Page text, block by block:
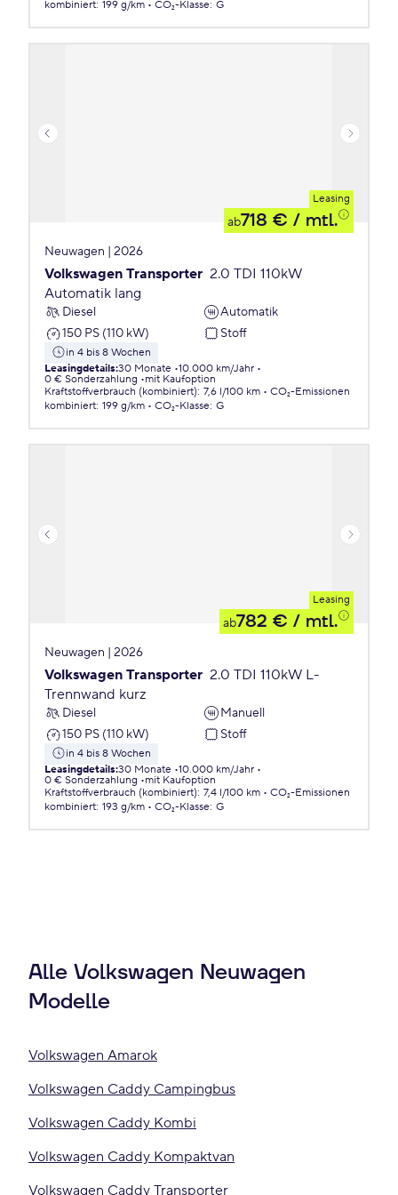
kombiniert: 199 g/km CO₂-Klasse: G
Leasing
ab718 € / mtl.
Neuwagen | 2026
Volkswagen Transporter 2.0 TDI 110kW
Automatik lang
Diesel
Automatik
150 PS (110 kW)
Stoff
in 4 bis 8 Wochen
Leasingdetails:30 Monate 10.000 km/Jahr
0 € Sonderzahlung
mit Kaufoption
Kraftstoffverbrauch (kombiniert): 7,6 l/100 km
CO₂-Emissionen
kombiniert: 199 g/km CO₂-Klasse: G
Leasing
ab782 € / mtl.
Neuwagen | 2026
Volkswagen Transporter 2.0 TDI 110kW L-
Trennwand kurz
Diesel
Manuell
150 PS (110 kW)
Stoff
in 4 bis 8 Wochen
Leasingdetails:30 Monate 10.000 km/Jahr
0 € Sonderzahlung
mit Kaufoption
Kraftstoffverbrauch (kombiniert): 7,4 l/100 km
CO₂-Emissionen
kombiniert: 193 g/km CO₂-Klasse: G
Alle Volkswagen Neuwagen
Modelle
Volkswagen Amarok
Volkswagen Caddy Campingbus
Volkswagen Caddy Kombi
Volkswagen Caddy Kompaktvan
Volkswagen Caddy Transporter